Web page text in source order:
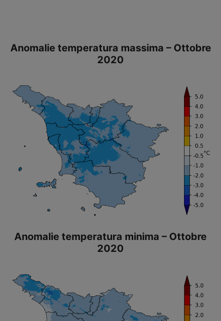
Anomalie temperatura massima – Ottobre
2020
Anomalie temperatura minima – Ottobre
2020